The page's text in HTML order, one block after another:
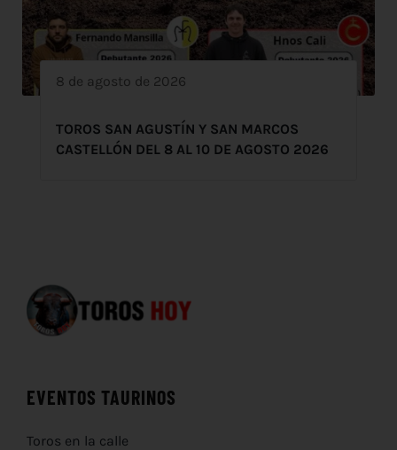
8 de agosto de 2026
TOROS SAN AGUSTÍN Y SAN MARCOS
CASTELLÓN DEL 8 AL 10 DE AGOSTO 2026
EVENTOS TAURINOS
Toros en la calle